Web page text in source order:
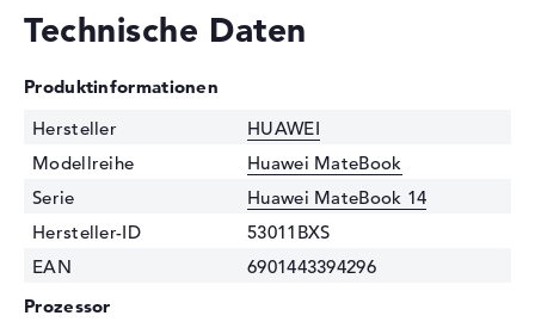
Technische Daten
Produktinformationen
Hersteller
HUAWEI
Modellreihe
Huawei MateBook
Serie
Huawei MateBook 14
Hersteller-ID
53011BXS
EAN
6901443394296
Prozessor